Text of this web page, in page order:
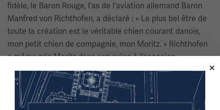
fidèle, le Baron Rouge, l'as de l'aviation allemand Baron
Manfred von Richthofen, a déclaré : « Le plus bel être de
toute la création est le véritable chien courant danois,
mon petit chien de compagnie, mon Moritz. » Richthofen
a même pris Moritz dans son avion à l'occasion.
Image(s)